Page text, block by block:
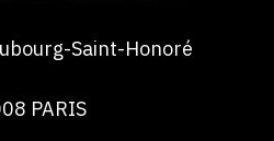
Saint-Honoré
PARIS